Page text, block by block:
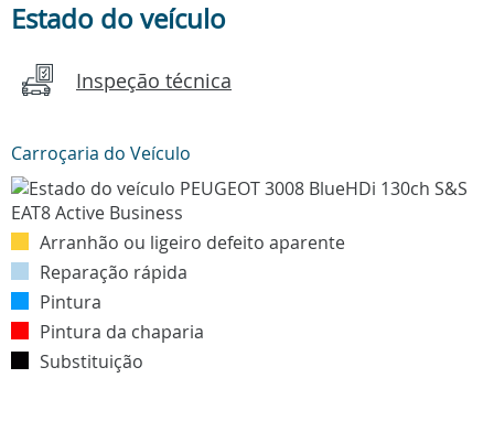
Estado do veículo
Inspeção técnica
Carroçaria do Veículo
Arranhão ou ligeiro defeito aparente
Reparação rápida
Pintura
Pintura da chaparia
Substituição